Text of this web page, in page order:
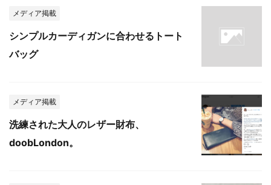
メディア掲載
シンプルカーディガンに合わせるトート
バッグ
メディア掲載
洗練された大人のレザー財布、
doobLondon。